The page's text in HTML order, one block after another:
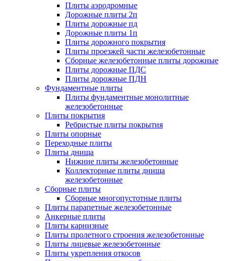
Плиты аэродромные
Дорожные плиты 2п
Плиты дорожные пд
Дорожные плиты 1п
Плиты дорожного покрытия
Плиты проезжей части железобетонные
Сборные железобетонные плиты дорожные
Плиты дорожные ПДС
Плиты дорожные ПДН
Фундаментные плиты
Плиты фундаментные монолитные
железобетонные
Плиты покрытия
Ребристые плиты покрытия
Плиты опорные
Переходные плиты
Плиты днища
Нижние плиты железобетонные
Коллекторные плиты днища
железобетонные
Сборные плиты
Сборные многопустотные плиты
Плиты парапетные железобетонные
Анкерные плиты
Плиты карнизные
Плиты пролетного строения железобетонные
Плиты лицевые железобетонные
Плиты укрепления откосов